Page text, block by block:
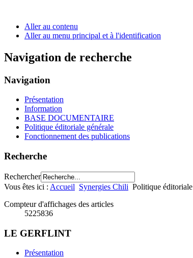
Aller au contenu
Aller au menu principal et à l'identification
Navigation de recherche
Navigation
Présentation
Information
BASE DOCUMENTAIRE
Politique éditoriale générale
Fonctionnement des publications
Recherche
Rechercher
Vous êtes ici : Accueil Synergies Chili Politique éditoriale
Compteur d'affichages des articles
5225836
LE GERFLINT
Présentation